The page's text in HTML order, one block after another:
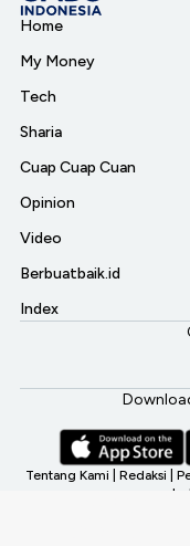
Home
My Money
Tech
Sharia
Cuap Cuap Cuan
Opinion
Video
Berbuatbaik.id
Index
Tentang Kami Redaksi
©2026 CNBC